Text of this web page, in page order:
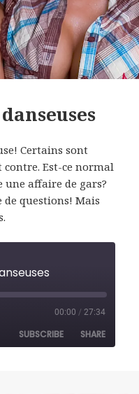
Certains sont
contre. Est-ce normal
une affaire de gars?
de questions! Mais
00:00 / 27:34
SUBSCRIBE SHARE